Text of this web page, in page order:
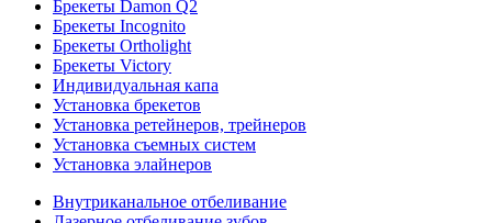
Брекеты Damon Q2
Брекеты Incognito
Брекеты Ortholight
Брекеты Victory
Индивидуальная капа
Установка брекетов
Установка ретейнеров, трейнеров
Установка съемных систем
Установка элайнеров
Внутриканальное отбеливание